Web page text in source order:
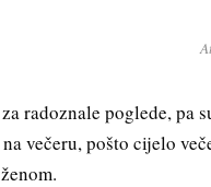
radoznale poglede, pa
večeru, pošto cijelo